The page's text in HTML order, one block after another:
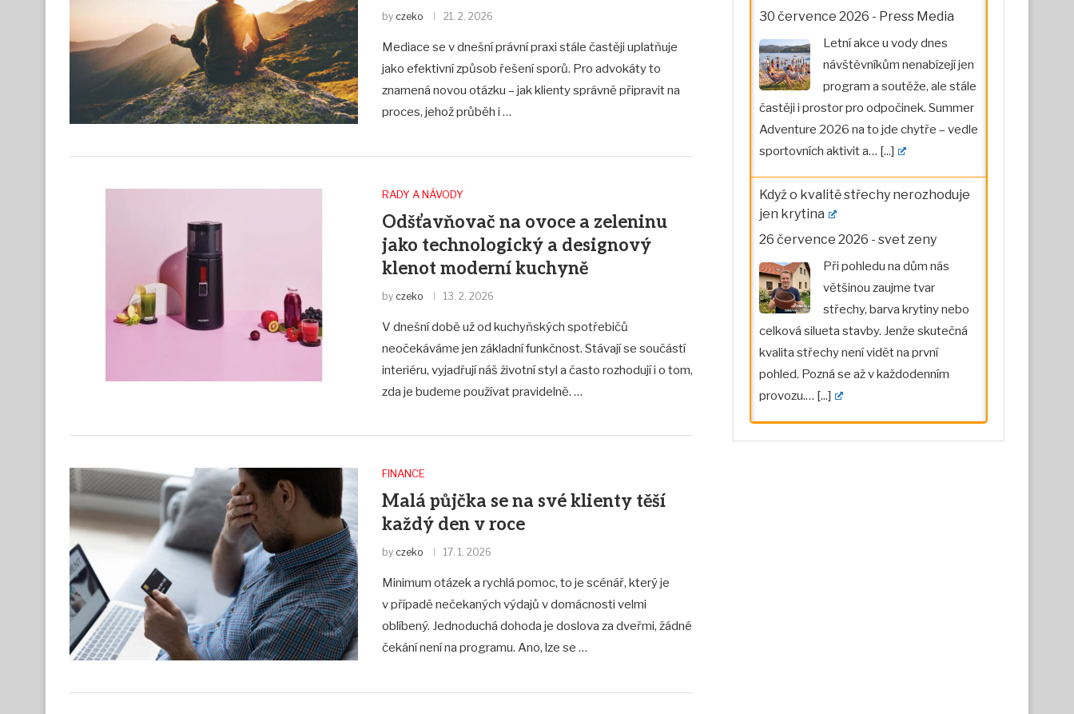
by czeko 21. 2. 2026
Mediace se v dnešní právní praxi stále častěji uplatňuje
jako efektivní způsob řešení sporů. Pro advokáty to
znamená novou otázku – jak klienty správně připravit na
proces, jehož průběh i …
RADY A NÁVODY
Odšťavňovač na ovoce a zeleninu
jako technologický a designový
klenot moderní kuchyně
by czeko 13. 2. 2026
V dnešní době už od kuchyňských spotřebičů
neočekáváme jen základní funkčnost. Stávají se součástí
interiéru, vyjadřují náš životní styl a často rozhodují i o tom,
zda je budeme používat pravidelně. …
FINANCE
Malá půjčka se na své klienty těší
každý den v roce
by czeko 17. 1. 2026
Minimum otázek a rychlá pomoc, to je scénář, který je
v případě nečekaných výdajů v domácnosti velmi
oblíbený. Jednoduchá dohoda je doslova za dveřmi, žádné
čekání není na programu. Ano, lze se …
30 července 2026 - Press Media
Letní akce u vody dnes
návštěvníkům nenabízejí jen
program a soutěže, ale stále
častěji i prostor pro odpočinek. Summer
Adventure 2026 na to jde chytře – vedle
sportovních aktivit a… [...]
Když o kvalitě střechy nerozhoduje
jen krytina
26 července 2026 - svet zeny
Při pohledu na dům nás
většinou zaujme tvar
střechy, barva krytiny nebo
celková silueta stavby. Jenže skutečná
kvalita střechy není vidět na první
pohled. Pozná se až v každodenním
provozu.… [...]